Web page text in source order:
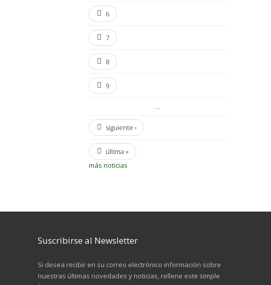
6
7
8
9
…
siguiente ›
última »
más noticias
Suscribirse al Newsletter
Si desea recibir en su correo electrónico información sobre
nuestras últimas novedades y noticias, rellene este simple